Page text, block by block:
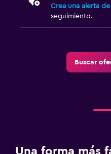
Crea una alerta
seguimiento.
Buscar
Una forma más